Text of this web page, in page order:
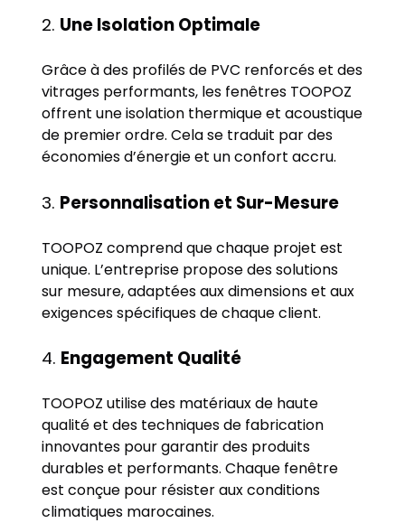
2. Une Isolation Optimale
Grâce à des profilés de PVC renforcés et des
vitrages performants, les fenêtres TOOPOZ
offrent une isolation thermique et acoustique
de premier ordre. Cela se traduit par des
économies d’énergie et un confort accru.
3. Personnalisation et Sur-Mesure
TOOPOZ comprend que chaque projet est
unique. L’entreprise propose des solutions
sur mesure, adaptées aux dimensions et aux
exigences spécifiques de chaque client.
4. Engagement Qualité
TOOPOZ utilise des matériaux de haute
qualité et des techniques de fabrication
innovantes pour garantir des produits
durables et performants. Chaque fenêtre
est conçue pour résister aux conditions
climatiques marocaines.